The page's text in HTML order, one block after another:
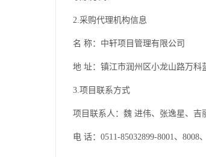
2.采购代理机构信息
名 称：中轩项目管理有限公司
地 址：镇江市润州区小龙山路万科
3.项目联系方式
项目联系人：魏 进伟、张逸星、吉
电 话： 0511-85032899-8001、8008